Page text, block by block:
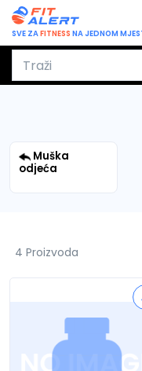
SVE ZAFITNESS NA JEDNOM
odjeća
4 Proizvoda